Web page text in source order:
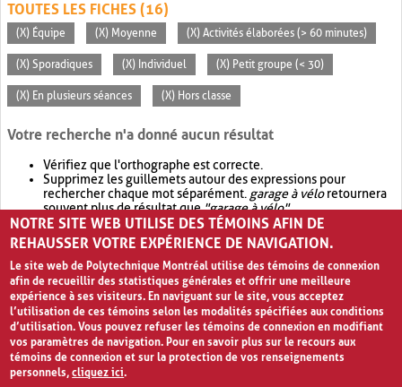
TOUTES LES FICHES (16)
(X) Équipe (X) Moyenne (X) Activités élaborées (> 60 minutes)
(X) Sporadiques (X) Individuel (X) Petit groupe (< 30)
(X) En plusieurs séances (X) Hors classe
Votre recherche n'a donné aucun résultat
Vérifiez que l'orthographe est correcte.
Supprimez les guillemets autour des expressions pour
rechercher chaque mot séparément. garage à véloretournera
souvent plus de résultat que"garage à vélo".
Envisagez d'élargir votre recherche avec OR.garage OR vélo
retournera souvent plus de résultat quegarage à vélo
NOTRE SITE WEB UTILISE DES TÉMOINS AFIN DE
REHAUSSER VOTRE EXPÉRIENCE DE NAVIGATION.
Le site web de Polytechnique Montréal utilise des témoins de connexion
afin de recueillir des statistiques générales et offrir une meilleure
expérience à ses visiteurs. En naviguant sur le site, vous acceptez
l’utilisation de ces témoins selon les modalités spécifiées aux conditions
d’utilisation. Vous pouvez refuser les témoins de connexion en modifiant
vos paramètres de navigation. Pour en savoir plus sur le recours aux
témoins de connexion et sur la protection de vos renseignements
personnels,cliquez ici.